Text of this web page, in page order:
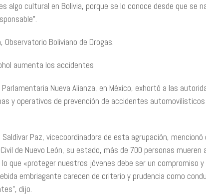
algo cultural en Bolivia, porque se lo conoce desde que se
Observatorio Boliviano de Drogas.
aumenta los accidentes
Parlamentaria Nueva Alianza, en México, exhortó a las
y operativos de prevención de accidentes
Saldívar Paz, vicecoordinadora de esta agrupación,
de Nuevo León, su estado, más de 700 personas
lo que «proteger nuestros jóvenes debe ser un compromiso
embriagante carecen de criterio y prudencia como
dijo.